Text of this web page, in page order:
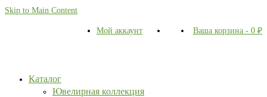
Skip to Main Content
Мой аккаунт Ваша корзина - 0 ₽
Каталог
Ювелирная коллекция